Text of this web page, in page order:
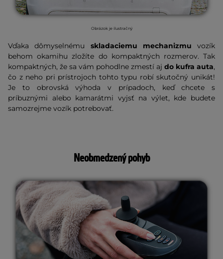
Obrázok je ilustračný
Vďaka dômyselnému skladaciemu mechanizmu vozík
behom okamihu zložíte do kompaktných rozmerov. Tak
kompaktných, že sa vám pohodlne zmestí aj do kufra auta,
čo z neho pri prístrojoch tohto typu robí skutočný unikát!
Je to obrovská výhoda v prípadoch, keď chcete s
príbuznými alebo kamarátmi vyjsť na výlet, kde budete
samozrejme vozík potrebovať.
Neobmedzený pohyb